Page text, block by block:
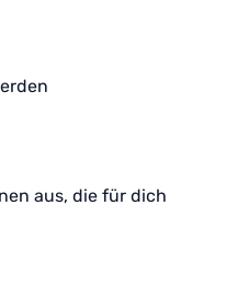
aus, die für dich